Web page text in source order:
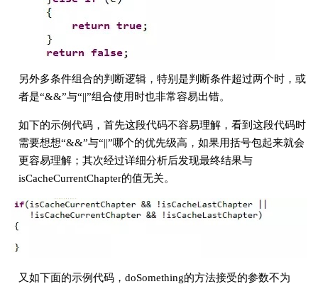
另外多条件组合的判断逻辑，特别是判断条件超过两个时，或
者是“&&”与“||”组合使用时也非常容易出错。
如下的示例代码，首先这段代码不容易理解，看到这段代码时
需要想想“&&”与“||”哪个的优先级高，如果用括号包起来就会
更容易理解；其次经过详细分析后发现最终结果与
isCacheCurrentChapter的值无关。
又如下面的示例代码，doSomething的方法接受的参数不为